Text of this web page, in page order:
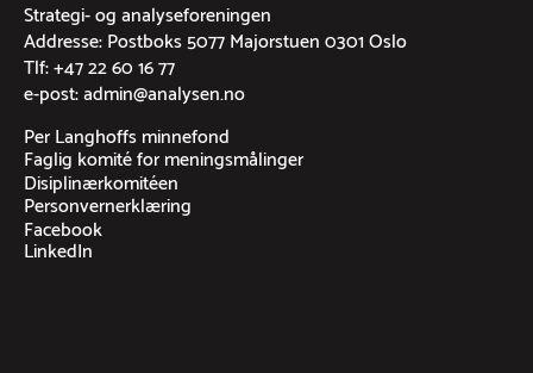
Strategi- og analyseforeningen
Addresse: Postboks 5077 Majorstuen 0301 Oslo
Tlf: +47 22 60 16 77
e-post: admin@analysen.no
Per Langhoffs minnefond
Faglig komité for meningsmålinger
Disiplinærkomitéen
Personvernerklæring
Facebook
LinkedIn